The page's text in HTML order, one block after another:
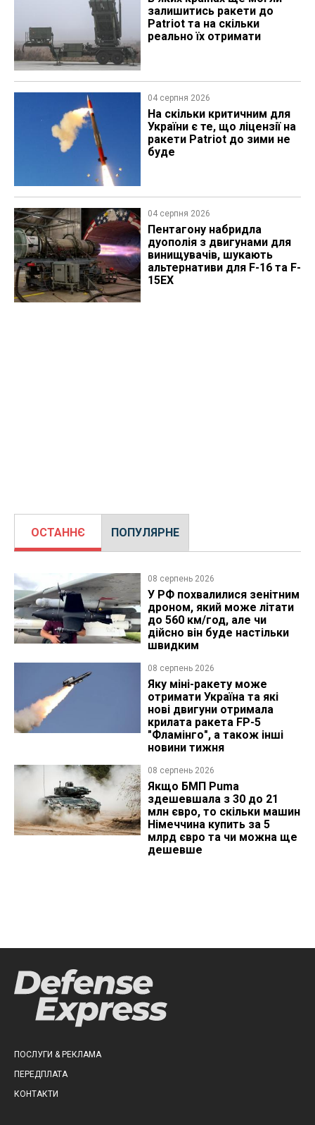
залишитись ракети до
Patriot та на скільки
реально їх отримати
04 серпня 2026
На скільки критичним для
України є те, що ліцензії на
ракети Patriot до зими не
буде
04 серпня 2026
Пентагону набридла
дуополія з двигунами для
винищувачів, шукають
альтернативи для F-16 та F-
15EX
ОСТАННЄ ПОПУЛЯРНЕ
08 серпень 2026
У РФ похвалилися зенітним
дроном, який може літати
до 560 км/год, але чи
дійсно він буде настільки
швидким
08 серпень 2026
Яку міні-ракету може
отримати Україна та які
нові двигуни отримала
крилата ракета FP-5
"Фламінго", а також інші
новини тижня
08 серпень 2026
Якщо БМП Puma
здешевшала з 30 до 21
млн євро, то скільки машин
Німеччина купить за 5
млрд євро та чи можна ще
дешевше
ПОСЛУГИ & РЕКЛАМА
ПЕРЕДПЛАТА
КОНТАКТИ